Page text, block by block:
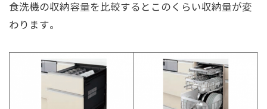
食洗機の収納容量を比較するとこのくらい収納量が変
わります。